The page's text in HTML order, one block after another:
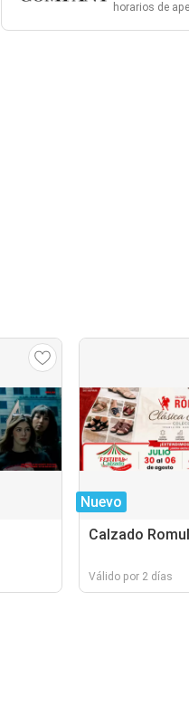
horarios de
Nuevo
Calzado
Válido por 2 días